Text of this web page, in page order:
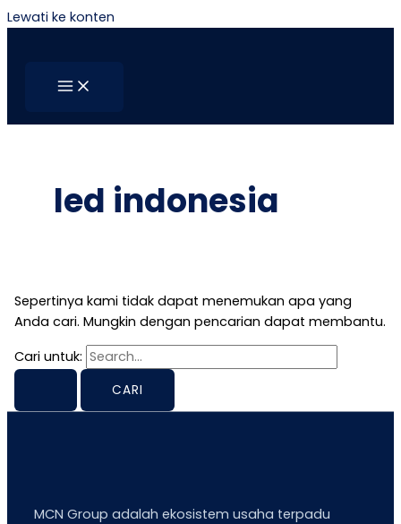
Lewati ke konten
led indonesia
Sepertinya kami tidak dapat menemukan apa yang
Anda cari. Mungkin dengan pencarian dapat membantu.
Cari untuk:
MCN Group adalah ekosistem usaha terpadu